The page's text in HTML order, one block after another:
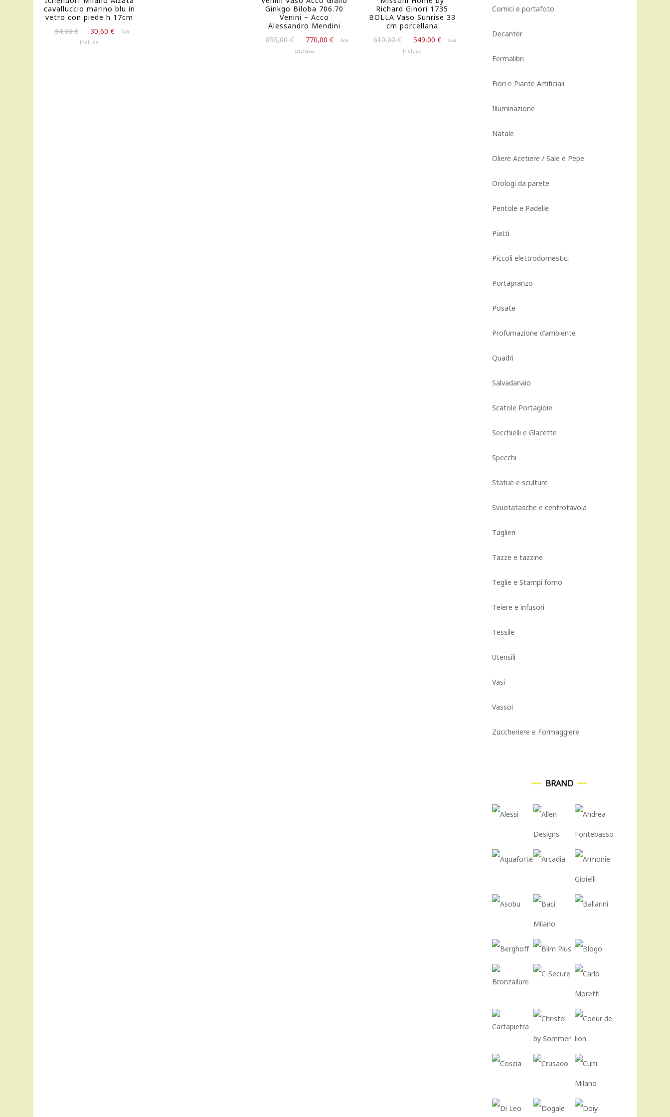
cavalluccio marino blu in
vetro con piede h 17cm
34,00€
prezzo
30,60€
IlIva
Inclusa
Ginkgo Biloba 706.70
Venini – Acco
Alessandro Mendini
855,00€
prezzo
770,00 €
IlIva
Inclusa
Richard Ginori 1735
BOLLA Vaso Sunrise 33
cm porcellana
610,00€
prezzo
549,00 €
IlIva
Inclusa
Cornici e portafoto
Decanter
Fermalibri
Fiori e Piante Artificiali
Illuminazione
Natale
Oliere Acetiere / Sale e Pepe
Orologi da parete
Pentole e Padelle
Piatti
Piccoli elettrodomestici
Portapranzo
Posate
Profumazione d’ambiente
Quadri
Salvadanaio
Scatole Portagioie
Secchielli e Glacette
Specchi
Statue e sculture
Svuotatasche e centrotavola
Taglieri
Tazze e tazzine
Teglie e Stampi forno
Teiere e infusori
Tessile
Utensili
Vasi
Vassoi
Zuccheriere e Formaggiere
BRAND